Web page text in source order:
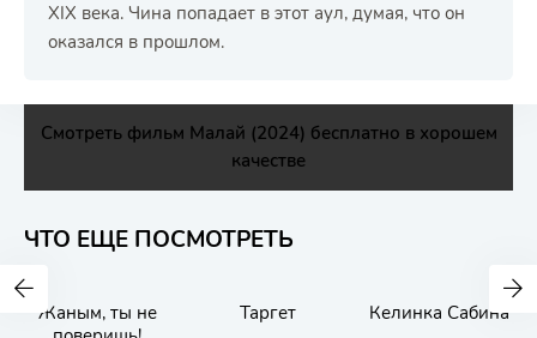
XIX века. Чина попадает в этот аул, думая, что он
оказался в прошлом.
Смотреть фильм Малай (2024) бесплатно в хорошем
качестве
ЧТО ЕЩЕ ПОСМОТРЕТЬ
Жаным, ты не
Таргет Келинка Сабина